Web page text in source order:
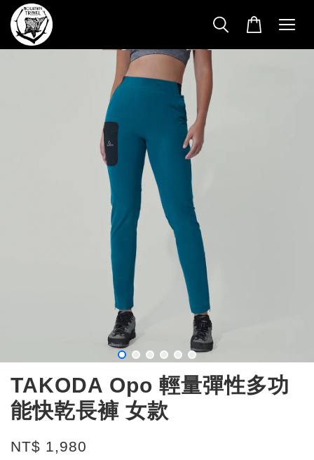
TAKODA Opo 輕量彈性多功
能快乾長褲 女款
NT$ 1,980